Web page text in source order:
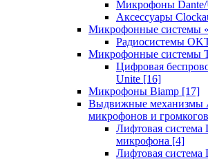
Микрофоны
Аксессуары
Микрофонные системы
Радиосистемы
Микрофонные системы
Цифровая
Unite [16]
Микрофоны Biamp [17]
Выдвижные механизмы
микрофонов и
Лифтовая система
микрофона [4]
Лифтовая система